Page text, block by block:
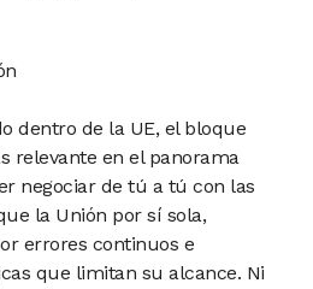
dentro de la UE, el bloque
relevante en el panorama
negociar de tú a tú con las
la Unión por sí sola,
errores continuos e
que limitan su alcance. Ni